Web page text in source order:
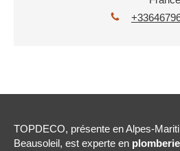
TOPDECO, présente en Alpes-
Beausoleil, est experte en